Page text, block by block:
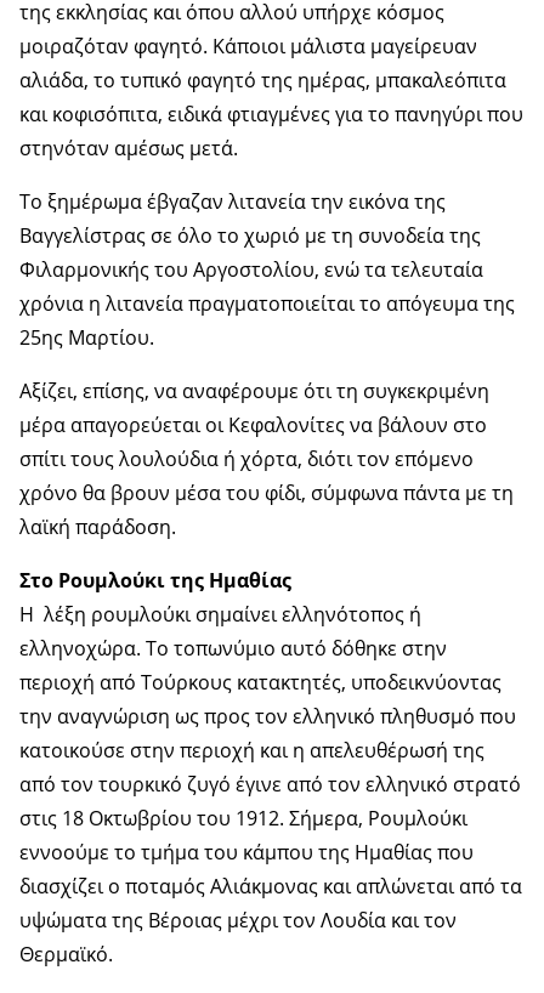
της εκκλησίας και όπου αλλού υπήρχε κόσμος
μοιραζόταν φαγητό. Κάποιοι μάλιστα μαγείρευαν
αλιάδα, το τυπικό φαγητό της ημέρας, μπακαλεόπιτα
και κοφισόπιτα, ειδικά φτιαγμένες για το πανηγύρι που
στηνόταν αμέσως μετά.
Το ξημέρωμα έβγαζαν λιτανεία την εικόνα της
Βαγγελίστρας σε όλο το χωριό με τη συνοδεία της
Φιλαρμονικής του Αργοστολίου, ενώ τα τελευταία
χρόνια η λιτανεία πραγματοποιείται το απόγευμα της
25ης Μαρτίου.
Αξίζει, επίσης, να αναφέρουμε ότι τη συγκεκριμένη
μέρα απαγορεύεται οι Κεφαλονίτες να βάλουν στο
σπίτι τους λουλούδια ή χόρτα, διότι τον επόμενο
χρόνο θα βρουν μέσα του φίδι, σύμφωνα πάντα με τη
λαϊκή παράδοση.
Στο Ρουμλούκι της Ημαθίας
Η λέξη ρουμλούκι σημαίνει ελληνότοπος ή
ελληνοχώρα. Το τοπωνύμιο αυτό δόθηκε στην
περιοχή από Τούρκους κατακτητές, υποδεικνύοντας
την αναγνώριση ως προς τον ελληνικό πληθυσμό που
κατοικούσε στην περιοχή και η απελευθέρωσή της
από τον τουρκικό ζυγό έγινε από τον ελληνικό στρατό
στις 18 Οκτωβρίου του 1912. Σήμερα, Ρουμλούκι
εννοούμε το τμήμα του κάμπου της Ημαθίας που
διασχίζει ο ποταμός Αλιάκμονας και απλώνεται από τα
υψώματα της Βέροιας μέχρι τον Λουδία και τον
Θερμαϊκό.